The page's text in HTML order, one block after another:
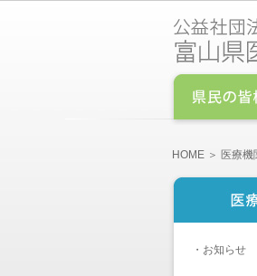
HOME ＞ 医療機
・ お知らせ